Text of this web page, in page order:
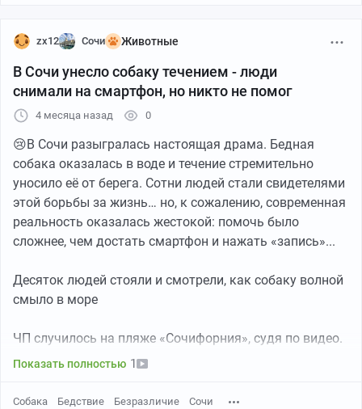
zx12 Сочи Животные
В Сочи унесло собаку течением - люди
снимали на смартфон, но никто не помог
4 месяца назад 0
😢В Сочи разыгралась настоящая драма. Бедная
собака оказалась в воде и течение стремительно
уносило её от берега. Сотни людей стали свидетелями
этой борьбы за жизнь… но, к сожалению, современная
реальность оказалась жестокой: помочь было
сложнее, чем достать смартфон и нажать «запись»...
Десяток людей стояли и смотрели, как собаку волной
смыло в море
ЧП случилось на пляже «Сочифорния», судя по видео.
Автор выложил кадры того, как в море уносит
сам выбраться из воды. При этом на берегу стоят
Показать полностью 1
Собака Бедствие Безразличие Сочи